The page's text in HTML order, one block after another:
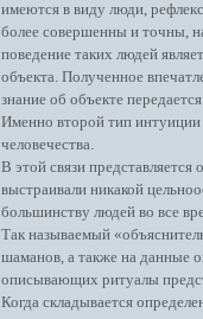
имеются в виду люди,
более совершенны и точны,
поведение таких людей
объекта. Полученное
знание об объекте
Именно второй тип
человечества.
В этой связи
выстраивали никакой
большинству людей во все
Так называемый
шаманов, а также на данные
описывающих ритуалы
Когда складывается